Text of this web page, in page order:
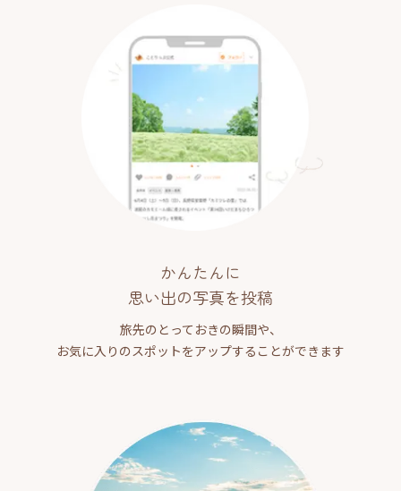
かんたんに
思い出の写真を投稿
旅先のとっておきの瞬間や、
お気に入りのスポットをアップすることができます